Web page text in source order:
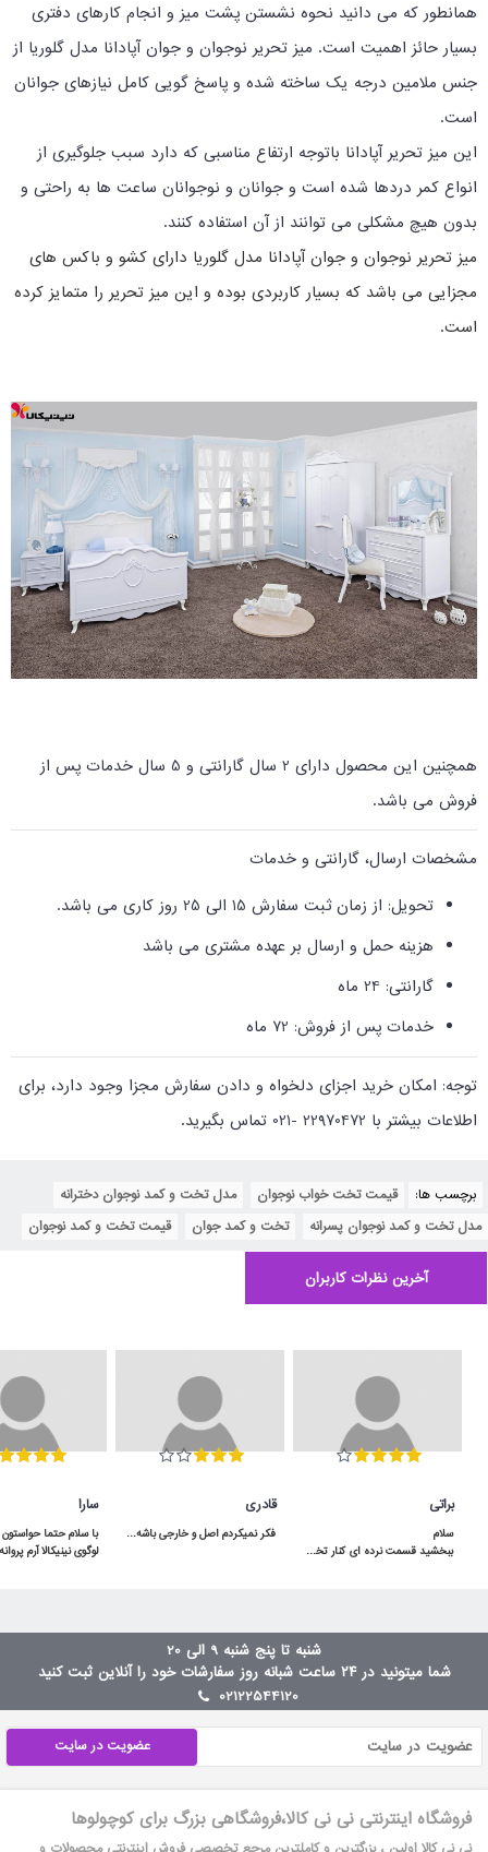
همانطور که می دانید نحوه نشستن پشت میز و انجام کارهای دفتری
بسیار حائز اهمیت است. میز تحریر نوجوان و جوان آپادانا مدل گلوریا از
جنس ملامین درجه یک ساخته شده و پاسخ گویی کامل نیازهای جوانان
است.
این میز تحریر آپادانا باتوجه ارتفاع مناسبی که دارد سبب جلوگیری از
انواع کمر دردها شده است و جوانان و نوجوانان ساعت ها به راحتی و
بدون هیچ مشکلی می توانند از آن استفاده کنند.
میز تحریر نوجوان و جوان آپادانا مدل گلوریا دارای کشو و باکس های
مجزایی می باشد که بسیار کاربردی بوده و این میز تحریر را متمایز کرده
است.
همچنین این محصول دارای 2 سال گارانتی و 5 سال خدمات پس از
فروش می باشد.
مشخصات ارسال، گارانتی و خدمات
تحویل: از زمان ثبت سفارش 15 الی 25 روز کاری می باشد
.
هزینه حمل و ارسال بر عهده مشتری می باشد
گارانتی: 24 ماه
خدمات پس از فروش: 72 ماه
توجه: امکان خرید اجزای دلخواه و دادن سفارش مجزا وجود دارد، برای
اطلاعات بیشتر با 22970472 -021 تماس بگیرید
.
برچسب ها: قیمت تخت خواب نوجوان مدل تخت و کمد نوجوان دخترانه
مدل تخت و کمد نوجوان پسرانه
تخت و کمد جوان قیمت تخت و کمد نوجوان
آخرین نظرات کاربران
براتی
ببخشید قسمت نرده ای کنار تخت توسط لولا بالا پایین میشه یا ثابته؟سلام بالا پایین میشه
قادری
فکر نمیکردم اصل و خارجی باشه و اینقدر به موقع به دستم برسه برعکس بقیه ی پیجا که بد قولن
سارا
شنبه تا پنج شنبه 9 الی 20
شما میتونید در ۲۴ ساعت شبانه روز سفارشات خود را آنلاین ثبت کنید
02122544120
عضویت در سایت
فروشگاه اینترنتی نی نی کالا،فروشگاهی بزرگ برای کوچولوها